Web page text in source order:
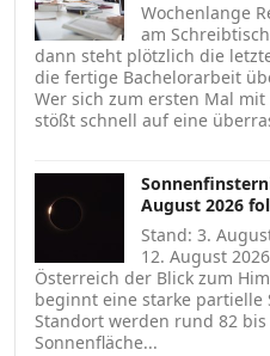
Wochenlange
am
dann steht plötzlich die
die fertige Bachelorarbeit
Wer sich zum ersten Mal
stößt schnell auf eine
August 2026
Stand: 3.
12. August
Österreich der Blick zum
beginnt eine starke partielle
Standort werden rund 82
Sonnenfläche...